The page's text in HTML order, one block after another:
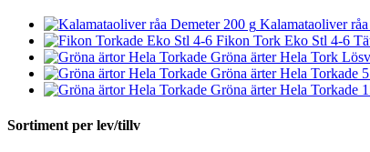
Kalamataoliver
Fikon Tork Eko Stl 4-6
Gröna ärter Hela Tork
Gröna ärter Hela Torkade
Gröna ärter Hela Torkade
Sortiment per lev/tillv